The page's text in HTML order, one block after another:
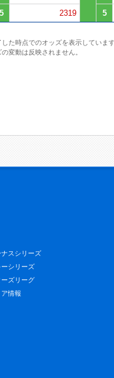
5 2319 5
た時点でのオッズを表示していま
変動は反映されません。
ナスシリーズ
ーシリーズ
ズリーグ
ア情報